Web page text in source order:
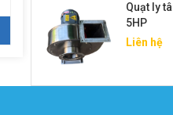
CHI TIẾT
Quạt ly
5HP
Liên hệ